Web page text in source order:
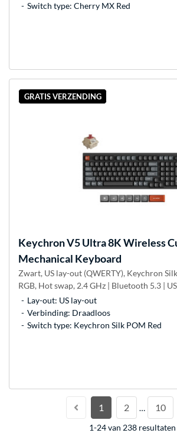
Switch type: Cherry MX Red
GRATIS VERZENDING
KeychronV5 Ultra 8K Wireless
Mechanical Keyboard
Zwart, US lay-out (QWERTY), Keychron
RGB, Hot swap, 2.4 GHz | Bluetooth 5.3 |
Lay-out: US lay-out
Verbinding: Draadloos
Switch type: Keychron Silk POM Red
1 2 … 10
1-24 van 238 resultaten